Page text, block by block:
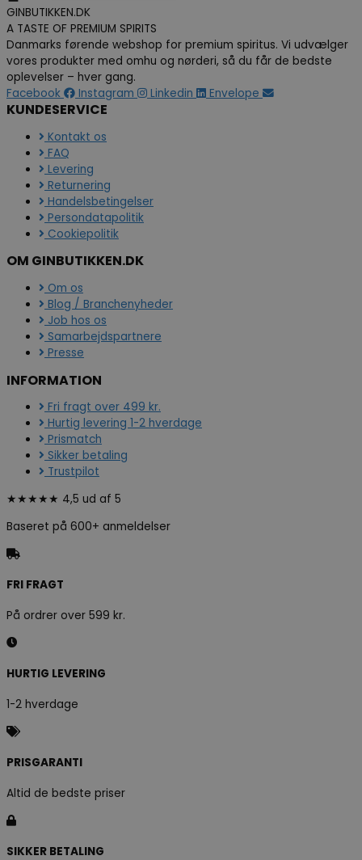
GINBUTIKKEN.DK
A TASTE OF PREMIUM SPIRITS
Danmarks førende webshop for premium spiritus. Vi udvælger
vores produkter med omhu og nørderi, så du får de bedste
oplevelser – hver gang.
Facebook
Instagram Linkedin Envelope
KUNDESERVICE
Kontakt os
FAQ
Levering
Returnering
Handelsbetingelser
Persondatapolitik
Cookiepolitik
OM GINBUTIKKEN.DK
Om os
Blog / Branchenyheder
Job hos os
Samarbejdspartnere
Presse
INFORMATION
Fri fragt over 499 kr.
Hurtig levering 1-2 hverdage
Prismatch
Sikker betaling
Trustpilot
★★★★★ 4,5 ud af 5
Baseret på 600+ anmeldelser
FRI FRAGT
På ordrer over 599 kr.
HURTIG LEVERING
1-2 hverdage
PRISGARANTI
Altid de bedste priser
SIKKER BETALING